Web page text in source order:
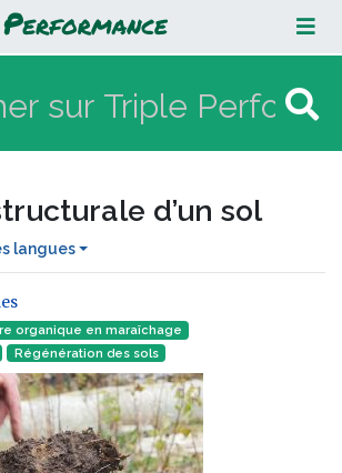
d’un sol
d’un sol
langues
organique en maraîchage
Régénération des sols